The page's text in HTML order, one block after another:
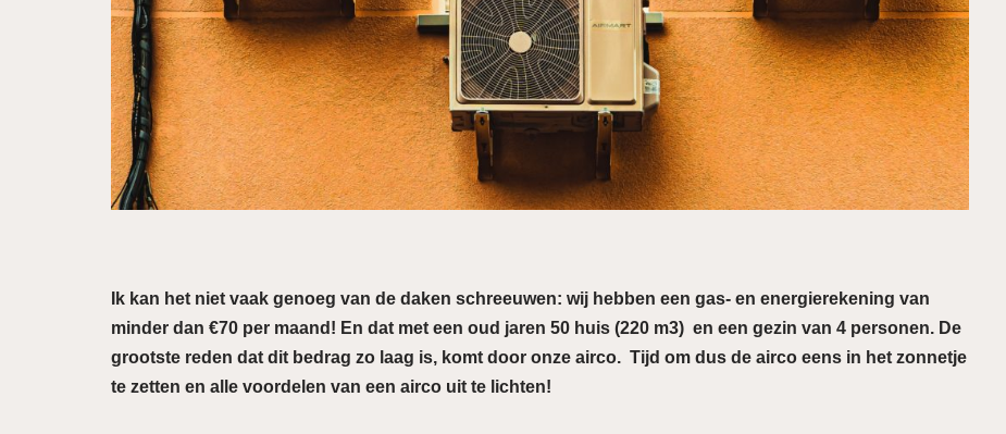
Ik kan het niet vaak genoeg van de daken schreeuwen: wij hebben een gas- en energierekening van
minder dan €70 per maand! En dat met een oud jaren 50 huis (220 m3) en een gezin van 4 personen. De
grootste reden dat dit bedrag zo laag is, komt door onze airco. Tijd om dus de airco eens in het zonnetje
te zetten en alle voordelen van een airco uit te lichten!